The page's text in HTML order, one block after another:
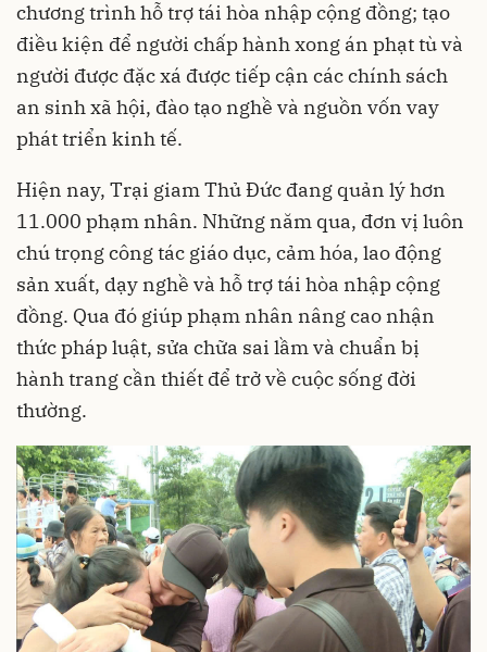
chương trình hỗ trợ tái hòa nhập cộng đồng; tạo
điều kiện để người chấp hành xong án phạt tù và
người được đặc xá được tiếp cận các chính sách
an sinh xã hội, đào tạo nghề và nguồn vốn vay
phát triển kinh tế.
Hiện nay, Trại giam Thủ Đức đang quản lý hơn
11.000 phạm nhân. Những năm qua, đơn vị luôn
chú trọng công tác giáo dục, cảm hóa, lao động
sản xuất, dạy nghề và hỗ trợ tái hòa nhập cộng
đồng. Qua đó giúp phạm nhân nâng cao nhận
thức pháp luật, sửa chữa sai lầm và chuẩn bị
hành trang cần thiết để trở về cuộc sống đời
thường.